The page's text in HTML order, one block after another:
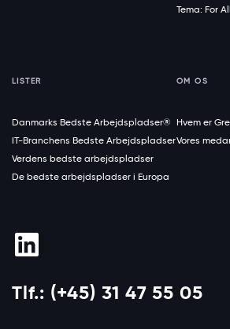
Tema: For All
LISTER
Danmarks Bedste Arbejdspladser®
IT-Branchens Bedste Arbejdspladser
Verdens bedste arbejdspladser
De bedste arbejdspladser i Europa
OM OS
Hvem er
Vores
Tlf.: (+45) 31 47 55 05